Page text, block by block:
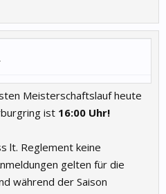
Meisterschaftslauf heute
ist 16:00 Uhr!
lt. Reglement keine
gelten für die
während der Saison